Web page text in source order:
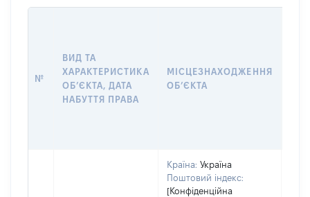
№
ВИД ТА
ХАРАКТЕРИСТИКА
ОБʼЄКТА, ДАТА
НАБУТТЯ ПРАВА
МІСЦЕЗНАХОДЖЕННЯ
ОБʼЄКТА
Країна: Україна
Поштовий індекс:
[Конфіденційна